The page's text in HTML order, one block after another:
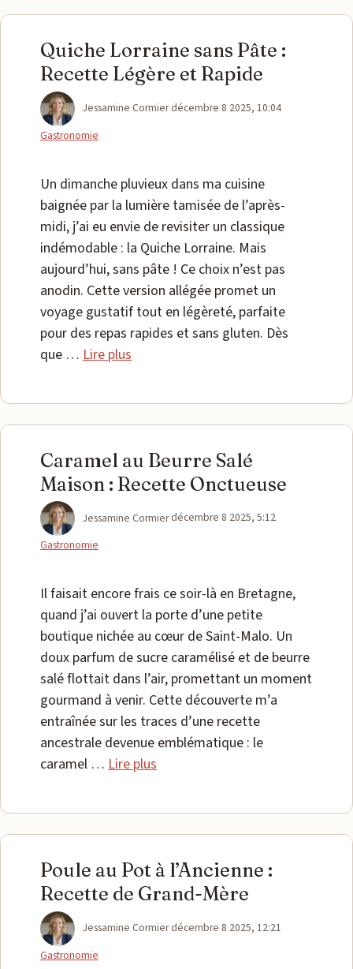
Quiche Lorraine sans Pâte :
Recette Légère et Rapide
Jessamine Cormierdécembre 8 2025, 10:04
Gastronomie
Un dimanche pluvieux dans ma cuisine
baignée par la lumière tamisée de l’après-
midi, j’ai eu envie de revisiter un classique
indémodable : la Quiche Lorraine. Mais
aujourd’hui, sans pâte ! Ce choix n’est pas
anodin. Cette version allégée promet un
voyage gustatif tout en légèreté, parfaite
pour des repas rapides et sans gluten. Dès
que … Lire plus
Caramel au Beurre Salé
Maison : Recette Onctueuse
Jessamine Cormierdécembre 8 2025, 5:12
Gastronomie
Il faisait encore frais ce soir-là en Bretagne,
quand j’ai ouvert la porte d’une petite
boutique nichée au cœur de Saint-Malo. Un
doux parfum de sucre caramélisé et de beurre
salé flottait dans l’air, promettant un moment
gourmand à venir. Cette découverte m’a
entraînée sur les traces d’une recette
ancestrale devenue emblématique : le
caramel … Lire plus
Poule au Pot à l’Ancienne :
Recette de Grand-Mère
Jessamine Cormierdécembre 8 2025, 12:21
Gastronomie